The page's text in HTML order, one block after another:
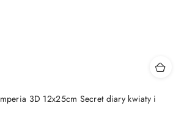
3D 12x25cm Secret diary kwiaty i